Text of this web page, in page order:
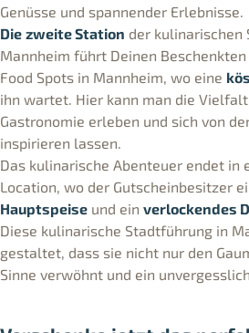
Genüsse und spannender Erlebnisse.
Die zweite Station der kulinarischen
Mannheim führt Deinen
Food Spots in Mannheim, wo eine
ihn wartet. Hier kann man die
Gastronomie erleben und sich von
inspirieren lassen.
Das kulinarische Abenteuer endet in
Location, wo der Gutscheinbesitzer
Hauptspeise und ein verlockendes
Diese kulinarische Stadtführung in
gestaltet, dass sie nicht nur den
Sinne verwöhnt und ein